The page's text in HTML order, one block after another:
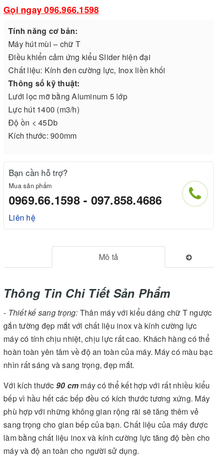
Gọi ngay 096.966.1598
Tính năng cơ bản:
Máy hút mùi – chữ T
Điều khiển cảm ứng kiểu Slider hiện đại
Chất liệu: Kính đen cường lực, Inox liền khối
Thông số kỹ thuật:
Lưới lọc mỡ bằng Aluminum 5 lớp
Lực hút 1400 (m3/h)
Độ ồn < 45Db
Kích thước: 900mm
Bạn cần hỗ trợ?
Mua sản phẩm
0969.66.1598 - 097.858.4686
Liên hệ
Mô tả
Thông Tin Chi Tiết Sản Phẩm
- Thiết kế sang trọng: Thân máy với kiểu dáng chữ T ngược
gắn tường đẹp mắt với chất liệu inox và kính cường lực
máy có tính chịu nhiệt, chịu lực rất cao. Khách hàng có thể
hoàn toàn yên tâm về độ an toàn của máy. Máy có màu bạc
nhìn rất sáng và sang trọng, đẹp mắt.
Với kích thước 90 cm máy có thể kết hợp với rất nhiều kiểu
bếp vì hầu hết các bếp đều có kích thước tương xứng. Máy
phù hợp với những không gian rộng rãi sẽ tăng thêm vẻ
sang trọng cho gian bếp của bạn. Chất liệu của máy được
làm bằng chất liệu inox và kính cường lực tăng độ bền cho
máy và độ an toàn cho người sử dụng.